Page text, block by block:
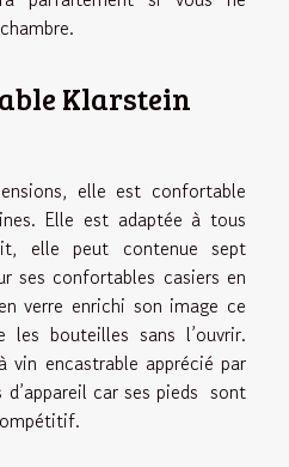
Klarstein
elle est confortable
Elle est adaptée à tous
elle peut contenue sept
ses confortables casiers en
verre enrichi son image ce
les bouteilles sans l’ouvrir.
vin encastrable apprécié par
car ses pieds sont